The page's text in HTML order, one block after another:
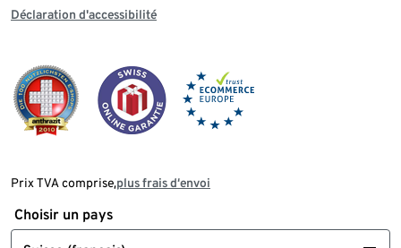
Déclaration d'accessibilité
Prix TVA comprise,plus frais d‘envoi
Choisir un pays